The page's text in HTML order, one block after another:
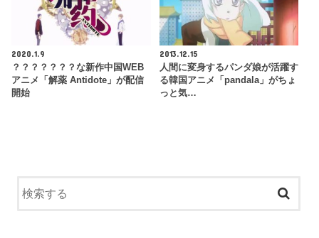
2020.1.9
？？？？？？？な新作中国WEB
アニメ「解薬 Antidote」が配信
開始
2013.12.15
人間に変身するパンダ娘が活躍す
る韓国アニメ「pandala」がちょ
っと気…